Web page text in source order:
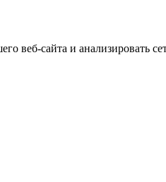
веб-сайта и анализировать